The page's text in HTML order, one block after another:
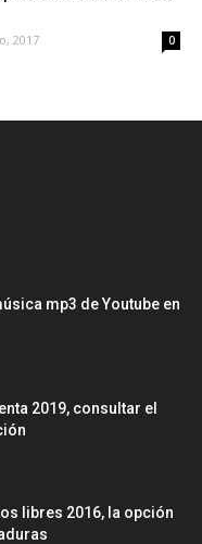
2017 0
mp3 de Youtube en
2019, consultar el
libres 2016, la opción